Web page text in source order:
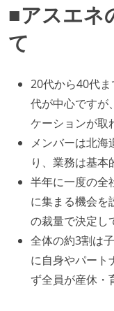
■アスエネ
て
20代から40代
代が中心ですが
ケーションが取
メンバーは北海
り、業務は基本
半年に一度の全
に集まる機会を
の裁量で決定し
全体の約3割は
に自身やパート
ず全員が産休・